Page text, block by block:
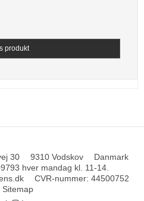
produkt
30 9310 Vodskov
Danmark
hver mandag kl. 11-14.
CVR-nummer: 44500752
Sitemap